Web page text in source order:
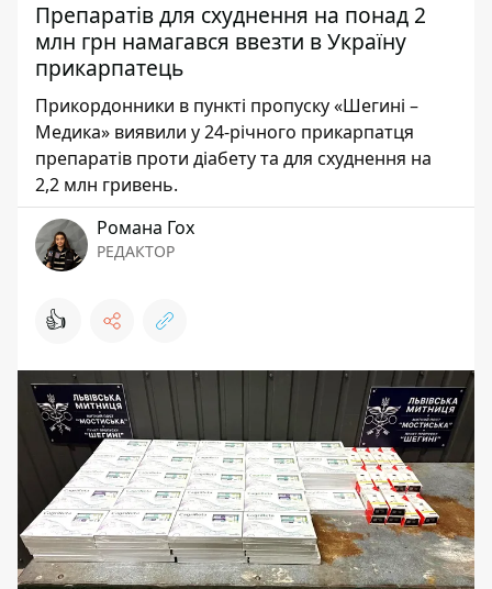
Препаратів для схуднення на понад 2
млн грн намагався ввезти в Україну
прикарпатець
Прикордонники в пункті пропуску «Шегині –
Медика» виявили у 24-річного прикарпатця
препаратів проти діабету та для схуднення на
2,2 млн гривень.
Романа Гох
РЕДАКТОР
👍